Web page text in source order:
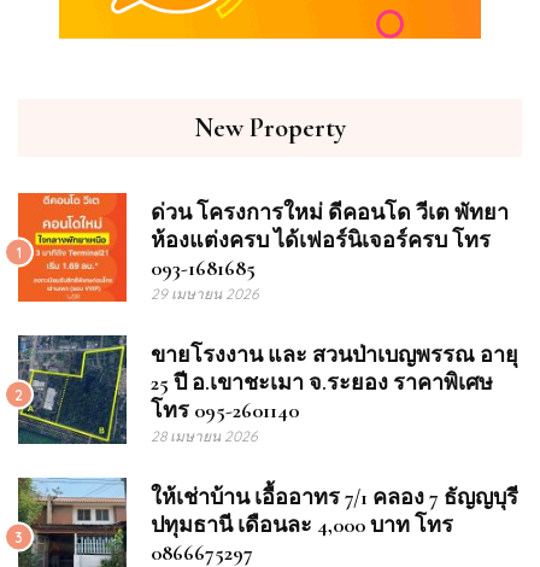
New Property
1
ด่วน โครงการใหม่ ดีคอนโด วีเต พัทยา
ห้องแต่งครบ ได้เฟอร์นิเจอร์ครบ โทร
093-1681685
29 เมษายน 2026
2
ขายโรงงาน และ สวนป่าเบญพรรณ อายุ
25 ปี อ.เขาชะเมา จ.ระยอง ราคาพิเศษ
โทร 095-2601140
28 เมษายน 2026
3
ให้เช่าบ้าน เอื้ออาทร 7/1 คลอง 7 ธัญญบุรี
ปทุมธานี เดือนละ 4,000 บาท โทร
0866675297